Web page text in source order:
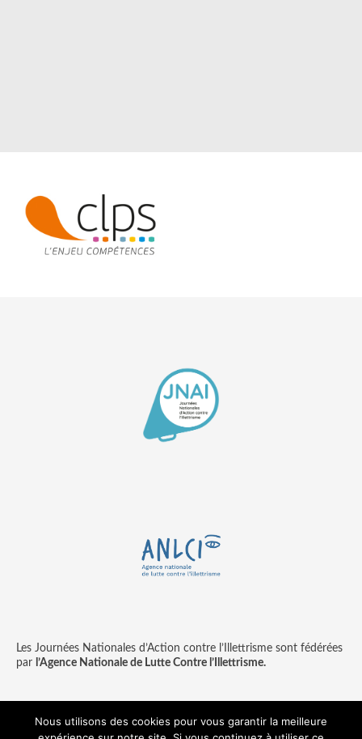
Les Journées Nationales d’Action contre l’Illettrisme sont fédérées
par l’Agence Nationale de Lutte Contre l’Illettrisme.
Nous utilisons des cookies pour vous garantir la meilleure